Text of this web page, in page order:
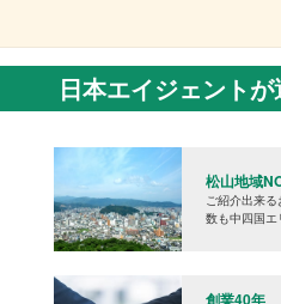
日本エイジェント
松山地域
ご紹介出来
数も中四国エ